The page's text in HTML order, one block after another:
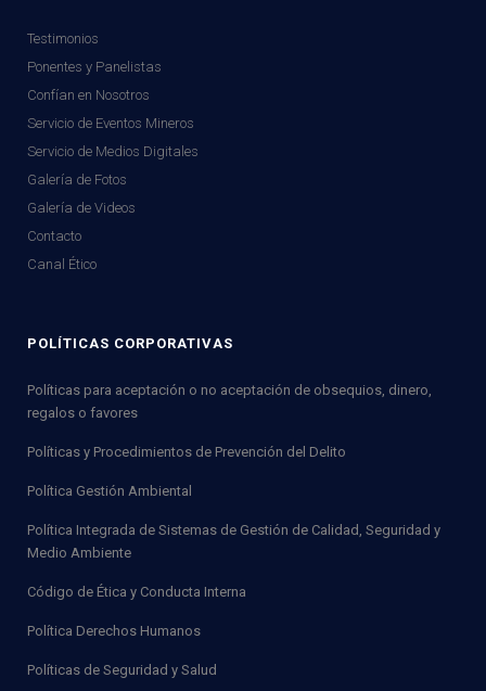
Testimonios
Ponentes y Panelistas
Confían en Nosotros
Servicio de Eventos Mineros
Servicio de Medios Digitales
Galería de Fotos
Galería de Videos
Contacto
Canal Ético
POLÍTICAS CORPORATIVAS
Políticas para aceptación o no aceptación de obsequios, dinero,
regalos o favores
Políticas y Procedimientos de Prevención del Delito
Política Gestión Ambiental
Política Integrada de Sistemas de Gestión de Calidad, Seguridad y
Medio Ambiente
Código de Ética y Conducta Interna
Política Derechos Humanos
Políticas de Seguridad y Salud